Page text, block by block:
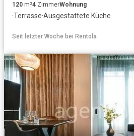
120 m²4 ZimmerWohnung
·Terrasse·Ausgestattete Küche
Seit letzter Woche bei Rentola